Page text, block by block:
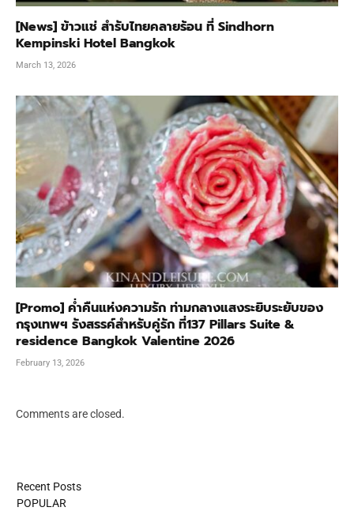
[News] ข้าวแช่ สำรับไทยคลายร้อน ที่ Sindhorn
Kempinski Hotel Bangkok
March 13, 2026
[Promo] ค่ำคืนแห่งความรัก ท่ามกลางแสงระยิบระยับของ
กรุงเทพฯ รังสรรค์สำหรับคู่รัก ที่137 Pillars Suite &
residence Bangkok Valentine 2026
February 13, 2026
Comments are closed.
Recent Posts
POPULAR